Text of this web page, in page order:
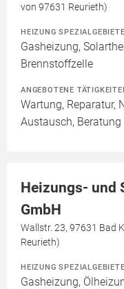
von 97631 Reurieth)
HEIZUNG SPEZIALGEBIETE
Gasheizung,
Brennstoffzelle
ANGEBOTENE
Wartung, Reparatur,
Austausch, Beratung
Heizungs- und
GmbH
Wallstr. 23, 97631 Bad
Reurieth)
HEIZUNG SPEZIALGEBIETE
Gasheizung,